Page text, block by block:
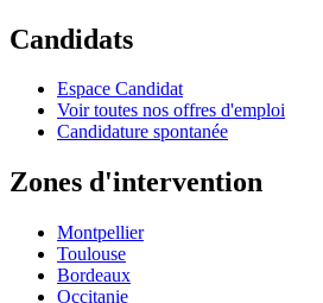
Candidats
Espace Candidat
Voir toutes nos offres d'emploi
Candidature spontanée
Zones d'intervention
Montpellier
Toulouse
Bordeaux
Occitanie